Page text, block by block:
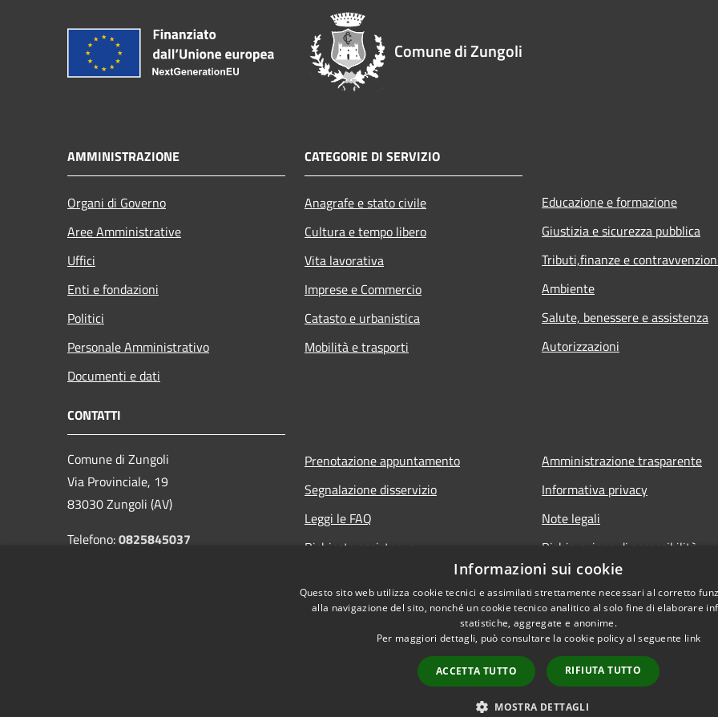
Comune di Zungoli
AMMINISTRAZIONE
Organi di Governo
Aree Amministrative
Uffici
Enti e fondazioni
Politici
Personale Amministrativo
Documenti e dati
CATEGORIE DI SERVIZIO
Anagrafe e stato civile
Cultura e tempo libero
Vita lavorativa
Imprese e Commercio
Catasto e urbanistica
Mobilità e trasporti
Educazione e formazione
Giustizia e sicurezza pubblica
Tributi,finanze e
Ambiente
Salute, benessere e assistenza
Autorizzazioni
CONTATTI
Comune di Zungoli
Via Provinciale, 19
83030 Zungoli (AV)
Telefono:0825845037
Prenotazione appuntamento
Segnalazione disservizio
Leggi le FAQ
Richiesta assistenza
Amministrazione trasparente
Informativa privacy
Note legali
Dichiarazione di accessibilità
Copyright © 2026 •
Informazioni sui cookie
Questo sito web utilizza cookie tecnici e assimilati strettamente necessari al corretto
alla navigazione del sito, nonché un cookie tecnico analitico al solo fine di elaborare
statistiche, aggregate e anonime.
Per maggiori dettagli, può consultare la cookie policy al seguente link
ACCETTA TUTTO RIFIUTA TUTTO
MOSTRA DETTAGLI